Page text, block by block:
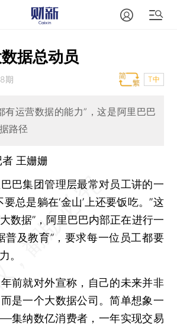
据总动员
期 T中
有运营数据的能力”，这是阿里巴巴
路径
者 王姗姗
集团管理层最常对员工讲的一
总是躺在‘金山’上还要饭吃。”这
大数据”，阿里巴巴内部正在进行一
普及教育”，要求每一位员工都要
。
就对外宣称，自己的未来并非
是一个大数据公司。简单想象一
集纳数亿消费者，一年实现交易